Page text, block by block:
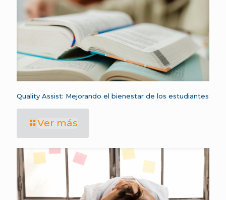
Quality Assist: Mejorando el bienestar de los estudiantes
Ver más